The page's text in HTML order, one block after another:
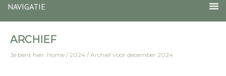
NAVIGATIE
ARCHIEF
Je bent hier: Home / 2024 / Archief voor december 2024